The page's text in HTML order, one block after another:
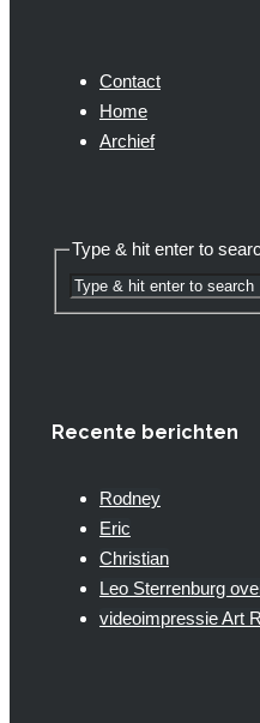
Contact
Home
Archief
Type & hit enter to
Recente berichten
Rodney
Eric
Christian
Leo Sterrenburg
videoimpressie Art